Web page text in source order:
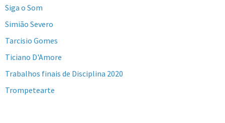
Siga o Som
Simião Severo
Tarcisio Gomes
Ticiano D'Amore
Trabalhos finais de Disciplina 2020
Trompetearte